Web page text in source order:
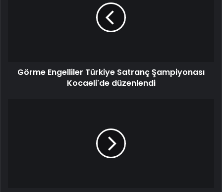
Görme Engelliler Türkiye Satranç Şampiyonası
Kocaeli'de düzenlendi